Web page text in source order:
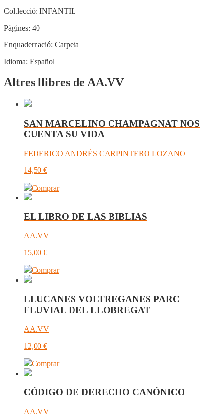
Col.lecció: INFANTIL
Pàgines: 40
Enquadernació: Carpeta
Idioma: Español
Altres llibres de AA.VV
SAN MARCELINO CHAMPAGNAT NOS
CUENTA SU VIDA
FEDERICO ANDRÉS CARPINTERO LOZANO
14,50 €
Comprar
EL LIBRO DE LAS BIBLIAS
AA.VV
15,00 €
Comprar
LLUCANES VOLTREGANES PARC
FLUVIAL DEL LLOBREGAT
AA.VV
12,00 €
Comprar
CÓDIGO DE DERECHO CANÓNICO
AA.VV